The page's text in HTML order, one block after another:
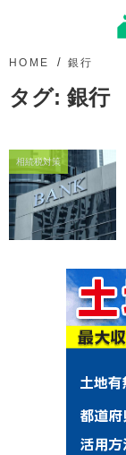
HOME 銀行
タグ: 銀行
相続税対策